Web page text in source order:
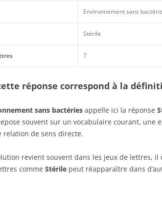
Environnement sans
Stérile
7
réponse correspond à la
sans bactéries appelle ici la réponse
souvent sur un vocabulaire courant, une
relation de sens directe.
revient souvent dans les jeux de lettres,
comme Stérile peut réapparaître dans